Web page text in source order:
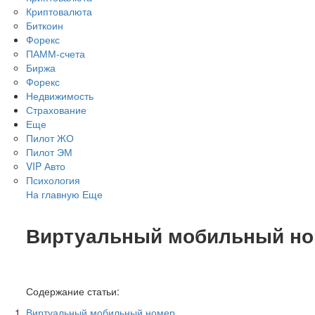
Криптовалюта
Биткоин
Форекс
ПАММ-счета
Биржа
Форекс
Недвижимость
Страхование
Еще
Пилот ЖО
Пилот ЭМ
VIP Авто
Психология
На главную Еще
Виртуальный мобильный
Содержание статьи:
Виртуальный мобильный номер